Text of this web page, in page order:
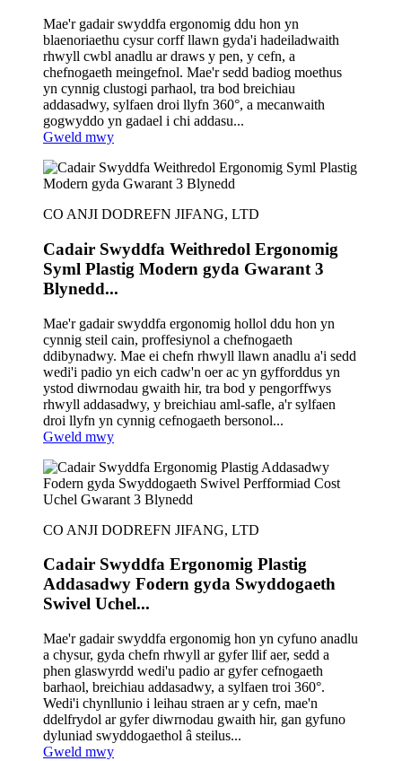
Mae'r gadair swyddfa ergonomig ddu hon yn
blaenoriaethu cysur corff llawn gyda'i hadeiladwaith
rhwyll cwbl anadlu ar draws y pen, y cefn, a
chefnogaeth meingefnol. Mae'r sedd badiog moethus
yn cynnig clustogi parhaol, tra bod breichiau
addasadwy, sylfaen droi llyfn 360°, a mecanwaith
gogwyddo yn gadael i chi addasu...
Gweld mwy
CO ANJI DODREFN JIFANG, LTD
Cadair Swyddfa Weithredol Ergonomig
Syml Plastig Modern gyda Gwarant 3
Blynedd...
Mae'r gadair swyddfa ergonomig hollol ddu hon yn
cynnig steil cain, proffesiynol a chefnogaeth
ddibynadwy. Mae ei chefn rhwyll llawn anadlu a'i sedd
wedi'i padio yn eich cadw'n oer ac yn gyfforddus yn
ystod diwrnodau gwaith hir, tra bod y pengorffwys
rhwyll addasadwy, y breichiau aml-safle, a'r sylfaen
droi llyfn yn cynnig cefnogaeth bersonol...
Gweld mwy
CO ANJI DODREFN JIFANG, LTD
Cadair Swyddfa Ergonomig Plastig
Addasadwy Fodern gyda Swyddogaeth
Swivel Uchel...
Mae'r gadair swyddfa ergonomig hon yn cyfuno anadlu
a chysur, gyda chefn rhwyll ar gyfer llif aer, sedd a
phen glaswyrdd wedi'u padio ar gyfer cefnogaeth
barhaol, breichiau addasadwy, a sylfaen troi 360°.
Wedi'i chynllunio i leihau straen ar y cefn, mae'n
ddelfrydol ar gyfer diwrnodau gwaith hir, gan gyfuno
dyluniad swyddogaethol â steilus...
Gweld mwy